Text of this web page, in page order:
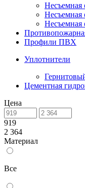
Профили ПВХ
Уплотнители
Цементная
Цена
919
2 364
Материал
Все